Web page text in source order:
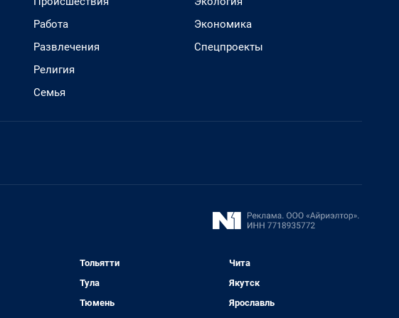
Работа
Развлечения
Религия
Семья
Экономика
Спецпроекты
Тольятти
Тула
Тюмень
Чита
Якутск
Ярославль